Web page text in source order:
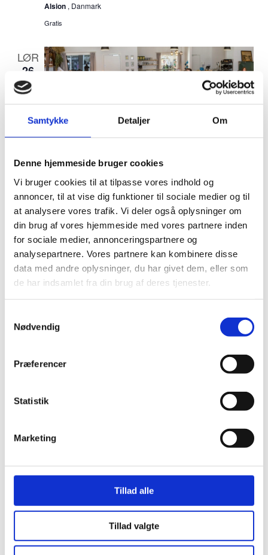
Samtykke Detaljer Om
Denne hjemmeside bruger cookies
Vi bruger cookies til at tilpasse vores indhold og
annoncer, til at vise dig funktioner til sociale medier og til
at analysere vores trafik. Vi deler også oplysninger om
din brug af vores hjemmeside med vores partnere inden
for sociale medier, annonceringspartnere og
analysepartnere. Vores partnere kan kombinere disse
data med andre oplysninger, du har givet dem, eller som
de har indsamlet fra din brug af deres tjenester.
Nødvendig
Præferencer
Statistik
Marketing
Tillad alle
Tillad valgte
Alsion , Danmark
Gratis
LØR
26
Welcome Day for Newcomers
26. september | 14:00-16:30
Welcome
Day for Newcomers
Hotel Sønderborg Strand Strandvej 1, Sønderborg
Gratis
oktober 2026
1
1. oktober | 14:00
november 2026
TORS